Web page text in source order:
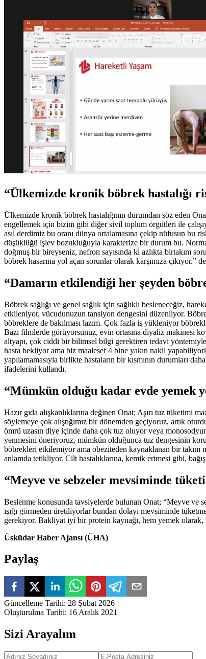
“Ülkemizde kronik böbrek hastalığı
Ülkemizde kronik böbrek hastalığının durumdan söz eden
engellemek için bizim gibi diğer sivil toplum örgütleri ile
asıl derdimiz bu oranı dünya ortalamasına çekip nüfusun bu
düşüklüğü işlev bozukluğuyla karakterize bir durum bu.
doğmuş bir bireyseniz, nefron sayısında ki azlıkta birtakım
böbrek hasarına yol açan sorunlar olarak karşımıza çıkıyor.”
“Damarın etkilendiği her şeyden
Böbrek sağlığı ve genel sağlık için sağlıklı besleneceğiz,
etkileniyor, vücudunuzun tansiyon dengesini düzenliyor.
böbreklere de bakılması lazım. Çok fazla iş yükleniyor
Bazı filmlerde görüyorsunuz, evin ortasına diyaliz makinesi
altyapı, çok ciddi bir bilimsel bilgi gerektiren tedavi
hasta bekliyor ama biz maalesef 4 bine yakın nakil
yapılamamasıyla birlikte hastaların bir kısmının durumları
ifadelerini kullandı.
“Mümkün olduğu kadar evde yemek
Hazır gıda alışkanlıklarına değinen Onat; Aşırı tuz tüketimi
söylemeye çok alıştığımız bir dönemden geçiyoruz, artık
ömrü uzasın diye içinde daha çok tuz oluyor veya
yenmesini öneriyoruz, mümkün olduğunca tuz dengesinin
böbrekleri etkilemiyor ama obeziteden kaynaklanan bir takım
anlamda tetikliyor. Cilt hastalıklarına, kemik erimesi gibi,
“Meyve ve sebzeler mevsiminde
Beslenme konusunda tavsiyelerde bulunan Onat; “Meyve ve
ışığı görmeden üretiliyorlar bundan dolayı mevsiminde
gerekiyor. Bakliyat iyi bir protein kaynağı, hem yemek olarak,
Üsküdar Haber Ajansı (ÜHA)
Paylaş
Güncelleme Tarihi: 28 Şubat 2026
Oluşturulma Tarihi: 16 Aralık 2021
Sizi Arayalım